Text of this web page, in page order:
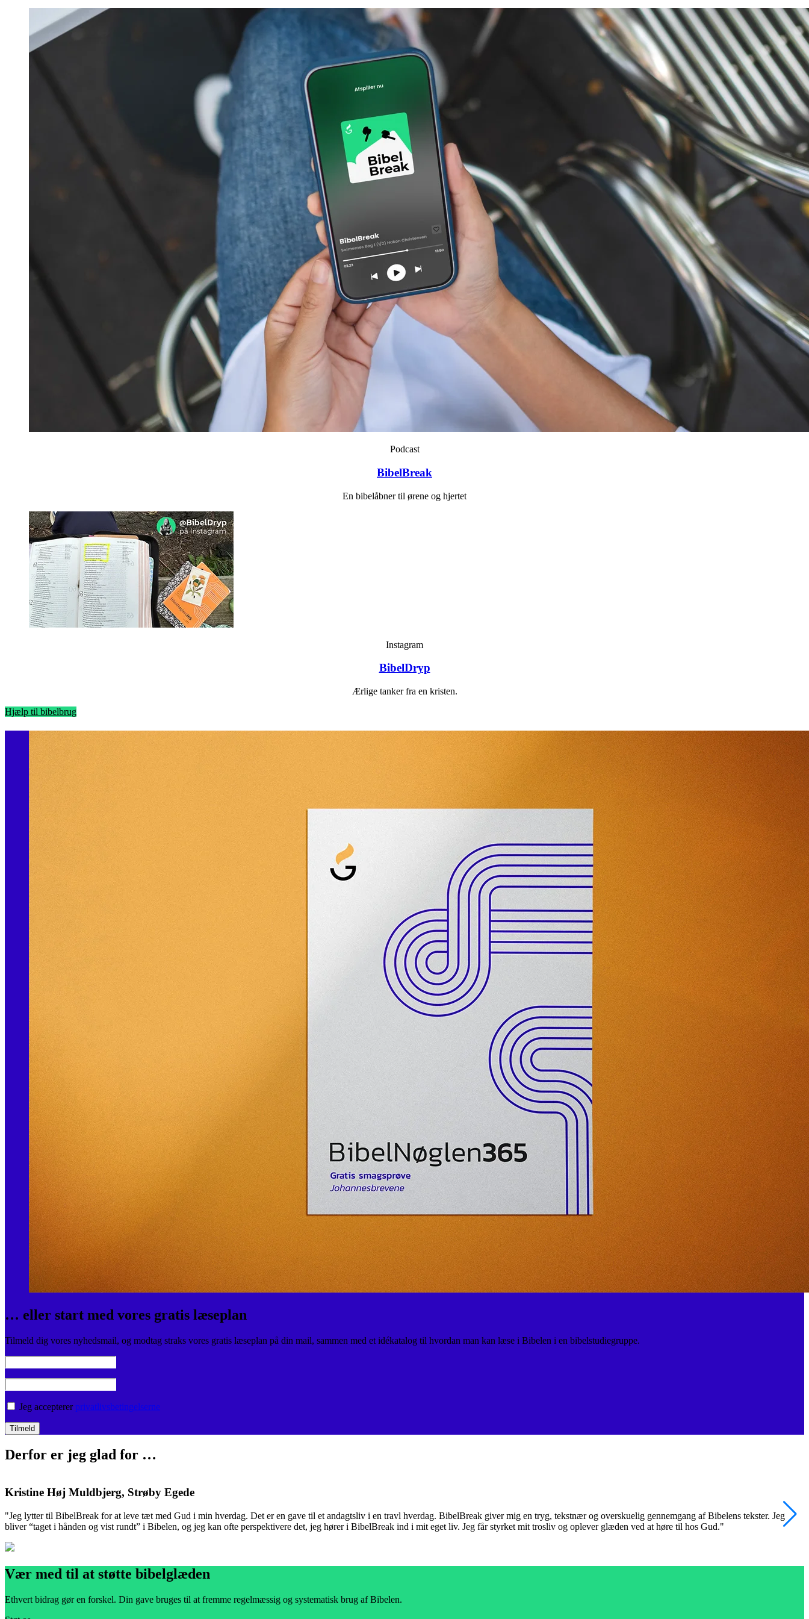
Podcast
BibelBreak
En bibelåbner til ørene og hjertet
Instagram
BibelDryp
Ærlige tanker fra en kristen.
Hjælp til bibelbrug
… eller start med vores gratis læseplan
Tilmeld dig vores nyhedsmail, og modtag straks vores gratis læseplan på din mail, sammen med et idékatalog til hvordan man kan læse i Bibelen i en bibelstudiegruppe.
Jeg accepterer privatlivsbetingelserne
Derfor er jeg glad for …
Kristine Høj Muldbjerg, Strøby Egede
"Jeg lytter til BibelBreak for at leve tæt med Gud i min hverdag. Det er en gave til et andagtsliv i en travl hverdag. BibelBreak giver mig en tryg, tekstnær og overskuelig gennemgang af Bibelens tekster. Jeg
bliver “taget i hånden og vist rundt” i Bibelen, og jeg kan ofte perspektivere det, jeg hører i BibelBreak ind i mit eget liv. Jeg får styrket mit trosliv og oplever glæden ved at høre til hos Gud."
Vær med til at støtte bibelglæden
Ethvert bidrag gør en forskel. Din gave bruges til at fremme regelmæssig og systematisk brug af Bibelen.